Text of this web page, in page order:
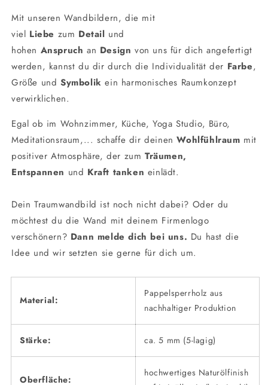
Mit unseren Wandbildern, die mit
viel Liebe zum Detail und
hohen Anspruch an Design von uns für dich angefertigt
werden, kannst du dir durch die Individualität der Farbe,
Größe und Symbolik ein harmonisches Raumkonzept
verwirklichen.
Egal ob im Wohnzimmer, Küche, Yoga Studio, Büro,
Meditationsraum,... schaffe dir deinen Wohlfühlraum mit
positiver Atmosphäre, der zum Träumen,
Entspannen und Kraft tanken einlädt.
Dein Traumwandbild ist noch nicht dabei? Oder du
möchtest du die Wand mit deinem Firmenlogo
verschönern? Dann melde dich bei uns. Du hast die
Idee und wir setzten sie gerne für dich um.
Material:
Pappelsperrholz aus
nachhaltiger Produktion
Stärke: ca. 5 mm (5-lagig)
Oberfläche:
hochwertiges Naturölfinish